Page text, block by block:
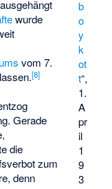
b
o
y
k
ot
t“,
1.
A
pr
il
1
9
3
wurde
vom 7.
[8]
Gerade
die
zum
denn